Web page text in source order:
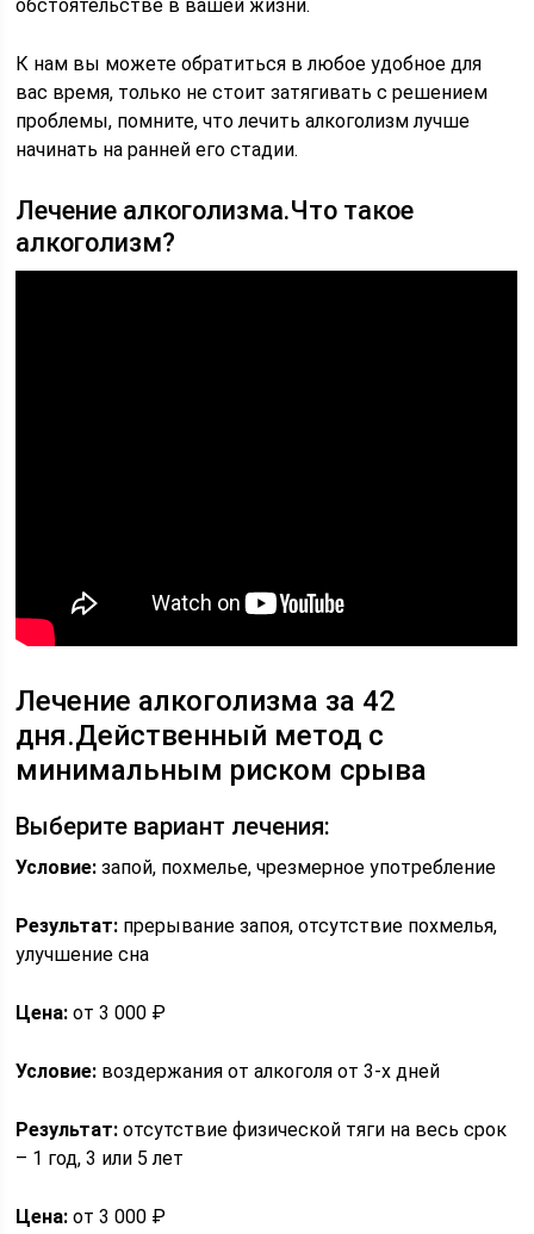
обстоятельстве в вашей жизни.
К нам вы можете обратиться в любое удобное для
вас время, только не стоит затягивать с решением
проблемы, помните, что лечить алкоголизм лучше
начинать на ранней его стадии.
Лечение алкоголизма.Что такое
алкоголизм?
Лечение алкоголизма за 42
дня.Действенный метод с
минимальным риском срыва
Выберите вариант лечения:
Условие: запой, похмелье, чрезмерное употребление
Результат: прерывание запоя, отсутствие похмелья,
улучшение сна
Цена: от 3 000 ₽
Условие: воздержания от алкоголя от 3-х дней
Результат: отсутствие физической тяги на весь срок
– 1 год, 3 или 5 лет
Цена: от 3 000 ₽